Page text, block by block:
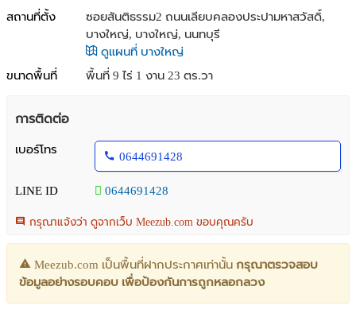
สถานที่ตั้ง
ซอยสันติธรรม2 ถนนเลียบคลองประปามหาสวัสดิ์,
บางใหญ่, บางใหญ่, นนทบุรี
ดูแผนที่ บางใหญ่
ขนาดพื้นที่
พื้นที่ 9 ไร่ 1 งาน 23 ตร.วา
การติดต่อ
เบอร์โทร
0644691428
LINE ID 0644691428
กรุณาแจ้งว่า ดูจากเว็บ Meezub.com ขอบคุณครับ
Meezub.com เป็นพื้นที่ฝากประกาศเท่านั้น กรุณาตรวจสอบ
ข้อมูลอย่างรอบคอบ เพื่อป้องกันการถูกหลอกลวง